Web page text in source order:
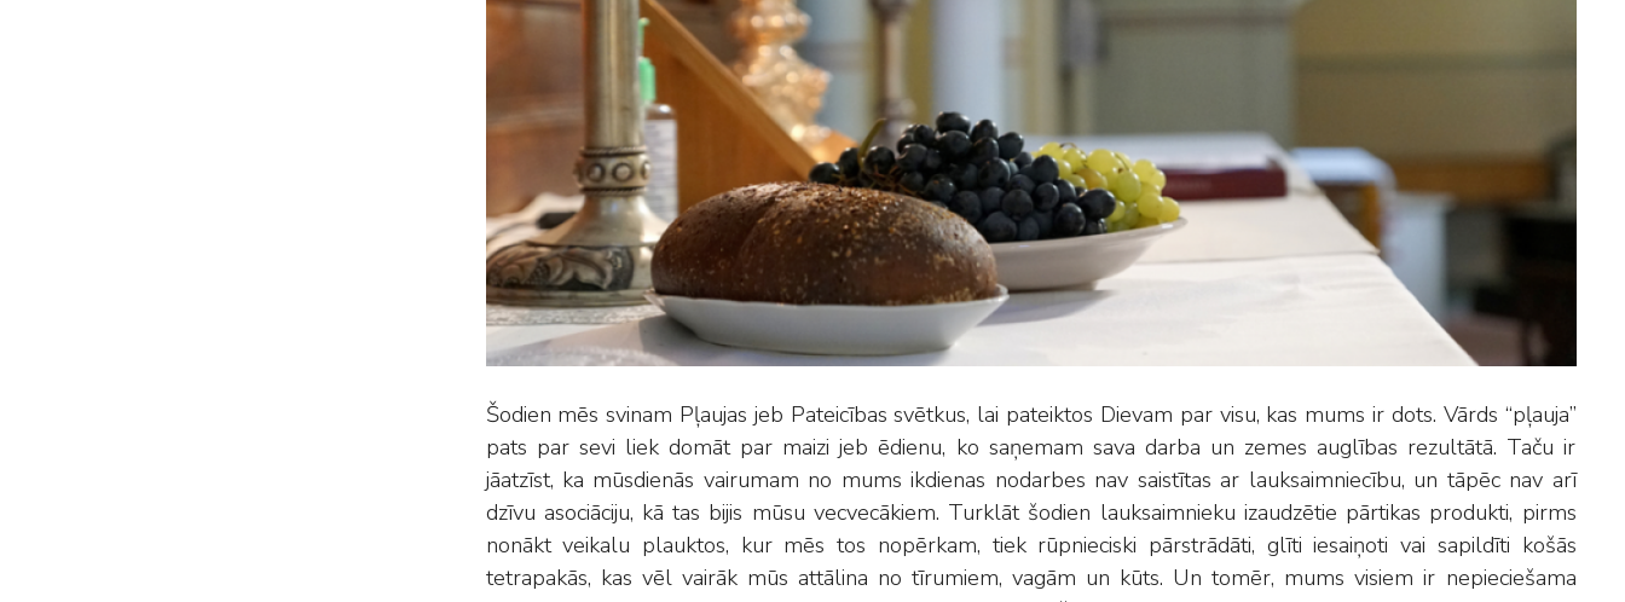
Šodien mēs svinam Pļaujas jeb Pateicības svētkus, lai pateiktos Dievam par visu, kas mums ir dots. Vārds “pļauja”
pats par sevi liek domāt par maizi jeb ēdienu, ko saņemam sava darba un zemes auglības rezultātā. Taču ir
jāatzīst, ka mūsdienās vairumam no mums ikdienas nodarbes nav saistītas ar lauksaimniecību, un tāpēc nav arī
dzīvu asociāciju, kā tas bijis mūsu vecvecākiem. Turklāt šodien lauksaimnieku izaudzētie pārtikas produkti, pirms
nonākt veikalu plauktos, kur mēs tos nopērkam, tiek rūpnieciski pārstrādāti, glīti iesaiņoti vai sapildīti košās
tetrapakās, kas vēl vairāk mūs attālina no tīrumiem, vagām un kūts. Un tomēr, mums visiem ir nepieciešama